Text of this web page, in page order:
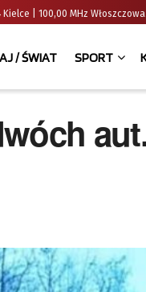
Kielce | 100,00 MHz
/ ŚWIAT SPORT